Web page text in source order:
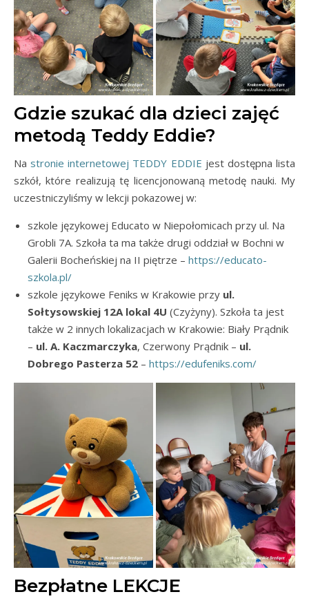
Gdzie szukać dla dzieci zajęć
metodą Teddy Eddie?
Nastronie internetowej TEDDY EDDIE jest dostępna lista
szkół, które realizują tę licencjonowaną metodę nauki. My
uczestniczyliśmy w lekcji pokazowej w:
szkole językowej Educato w Niepołomicach przy ul. Na
Grobli 7A. Szkoła ta ma także drugi oddział w Bochni w
Galerii Bocheńskiej na II piętrze – https://educato-
szkola.pl/
szkole językowe Feniks w Krakowie przy ul.
Sołtysowskiej 12A lokal 4U (Czyżyny). Szkoła ta jest
także w 2 innych lokalizacjach w Krakowie: Biały Prądnik
– ul. A. Kaczmarczyka, Czerwony Prądnik – ul.
Dobrego Pasterza 52 – https://edufeniks.com/
Bezpłatne LEKCJE